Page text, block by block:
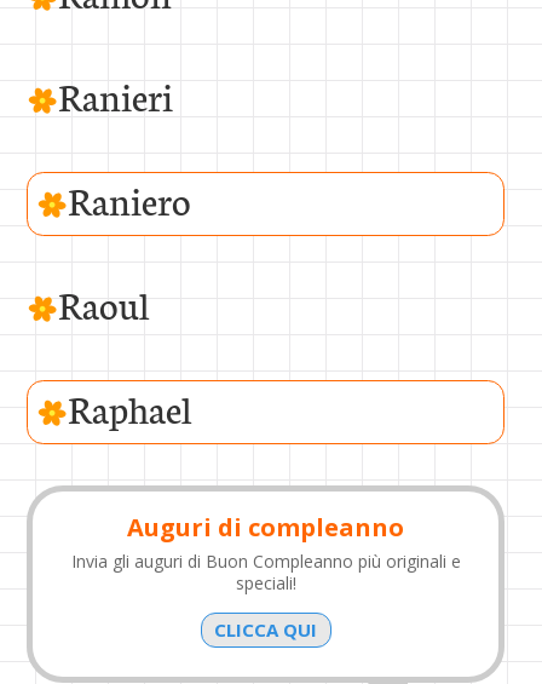
Ranieri
Raniero
Raoul
Raphael
Auguri di compleanno
Invia gli auguri di Buon Compleanno più originali e
speciali!
CLICCA QUI